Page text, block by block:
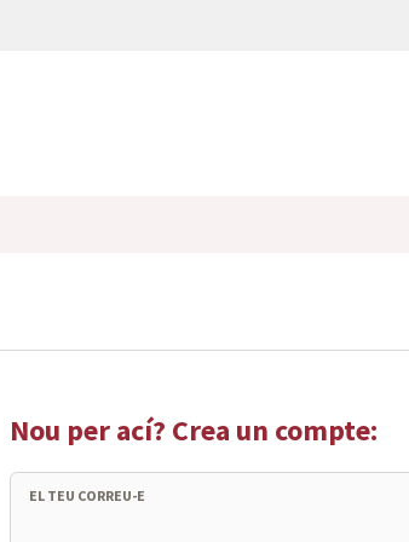
Nou per ací? Crea un compte:
EL TEU CORREU-E